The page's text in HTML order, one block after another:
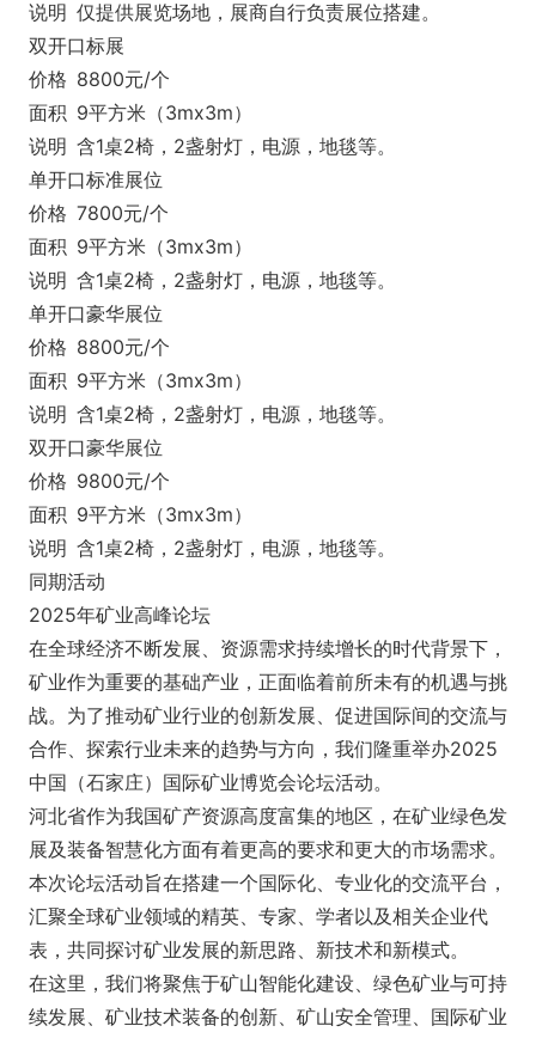
说明 仅提供展览场地，展商自行负责展位搭建。
双开口标展
价格 8800元/个
面积 9平方米（3mx3m）
说明 含1桌2椅，2盏射灯，电源，地毯等。
单开口标准展位
价格 7800元/个
面积 9平方米（3mx3m）
说明 含1桌2椅，2盏射灯，电源，地毯等。
单开口豪华展位
价格 8800元/个
面积 9平方米（3mx3m）
说明 含1桌2椅，2盏射灯，电源，地毯等。
双开口豪华展位
价格 9800元/个
面积 9平方米（3mx3m）
说明 含1桌2椅，2盏射灯，电源，地毯等。
同期活动
2025年矿业高峰论坛
在全球经济不断发展、资源需求持续增长的时代背景下，
矿业作为重要的基础产业，正面临着前所未有的机遇与挑
战。为了推动矿业行业的创新发展、促进国际间的交流与
合作、探索行业未来的趋势与方向，我们隆重举办2025
中国（石家庄）国际矿业博览会论坛活动。
河北省作为我国矿产资源高度富集的地区，在矿业绿色发
展及装备智慧化方面有着更高的要求和更大的市场需求。
本次论坛活动旨在搭建一个国际化、专业化的交流平台，
汇聚全球矿业领域的精英、专家、学者以及相关企业代
表，共同探讨矿业发展的新思路、新技术和新模式。
在这里，我们将聚焦于矿山智能化建设、绿色矿业与可持
续发展、矿业技术装备的创新、矿山安全管理、国际矿业